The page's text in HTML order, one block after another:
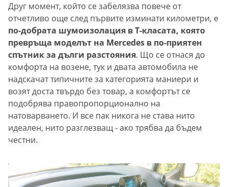
Друг момент, който се забелязва повече от
отчетливо още след първите изминати километри, е
по-добрата шумоизолация в Т-класата, която
превръща моделът на Mercedes в по-приятен
спътник за дълги разстояния. Що се отнася до
комфорта на возене, тук и двата автомобила не
надскачат типичните за категорията маниери и
возят доста твърдо без товар, а комфортът се
подобрява правопропорционално на
натоварването. И все пак никога не става нито
идеален, нито разглезващ - ако трябва да бъдем
честни.